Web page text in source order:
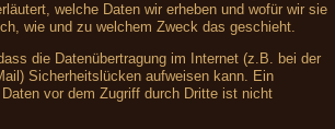
welche Daten wir erheben und wofür wir sie
wie und zu welchem Zweck das geschieht.
die Datenübertragung im Internet (z.B. bei der
Sicherheitslücken aufweisen kann. Ein
vor dem Zugriff durch Dritte ist nicht